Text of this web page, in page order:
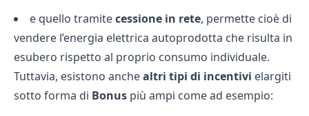
e quello tramitecessione in rete, permette cioè di
vendere l’energia elettrica autoprodotta che risulta in
esubero rispetto al proprio consumo individuale.
Tuttavia, esistono anchealtri tipi di incentivi elargiti
sotto forma di Bonus più ampi come ad esempio: